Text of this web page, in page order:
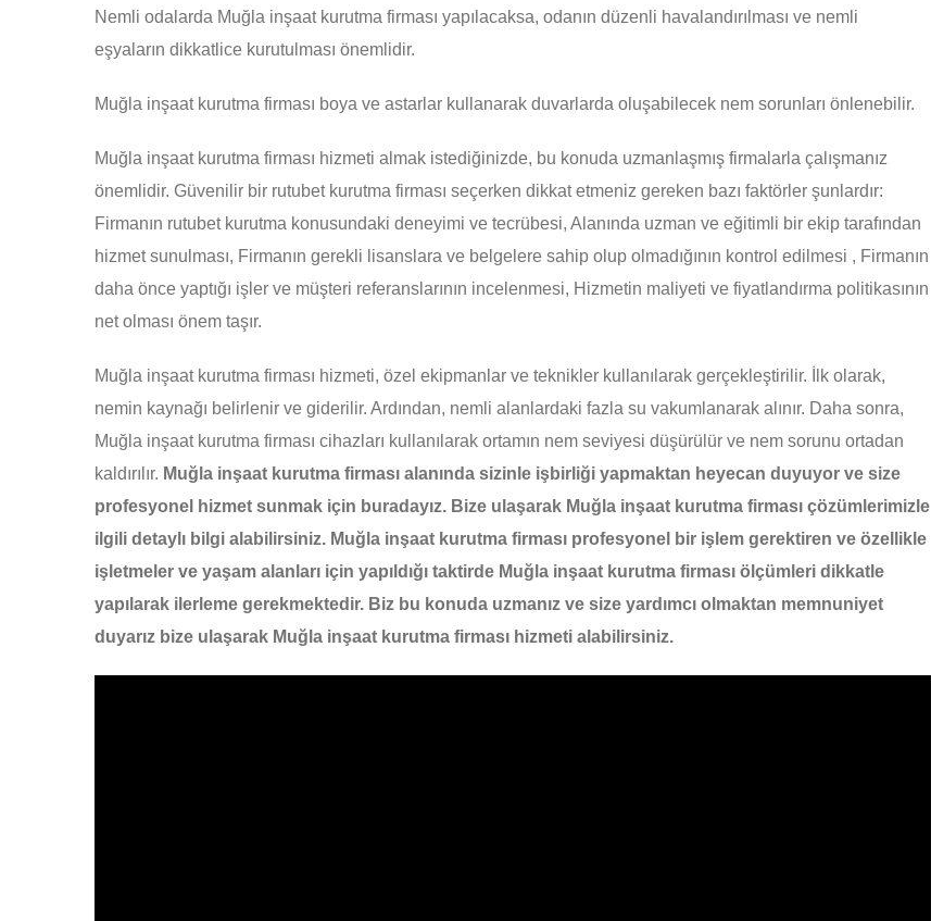
Nemli odalarda Muğla inşaat kurutma firması yapılacaksa, odanın düzenli havalandırılması ve nemli
eşyaların dikkatlice kurutulması önemlidir.
Muğla inşaat kurutma firması boya ve astarlar kullanarak duvarlarda oluşabilecek nem sorunları önlenebilir.
Muğla inşaat kurutma firması hizmeti almak istediğinizde, bu konuda uzmanlaşmış firmalarla çalışmanız
önemlidir. Güvenilir bir rutubet kurutma firması seçerken dikkat etmeniz gereken bazı faktörler şunlardır:
Firmanın rutubet kurutma konusundaki deneyimi ve tecrübesi, Alanında uzman ve eğitimli bir ekip tarafından
hizmet sunulması, Firmanın gerekli lisanslara ve belgelere sahip olup olmadığının kontrol edilmesi , Firmanın
daha önce yaptığı işler ve müşteri referanslarının incelenmesi, Hizmetin maliyeti ve fiyatlandırma politikasının
net olması önem taşır.
Muğla inşaat kurutma firması hizmeti, özel ekipmanlar ve teknikler kullanılarak gerçekleştirilir. İlk olarak,
nemin kaynağı belirlenir ve giderilir. Ardından, nemli alanlardaki fazla su vakumlanarak alınır. Daha sonra,
Muğla inşaat kurutma firması cihazları kullanılarak ortamın nem seviyesi düşürülür ve nem sorunu ortadan
kaldırılır. Muğla inşaat kurutma firması alanında sizinle işbirliği yapmaktan heyecan duyuyor ve size
profesyonel hizmet sunmak için buradayız. Bize ulaşarak Muğla inşaat kurutma firması çözümlerimizle
ilgili detaylı bilgi alabilirsiniz. Muğla inşaat kurutma firması profesyonel bir işlem gerektiren ve özellikle
işletmeler ve yaşam alanları için yapıldığı taktirde Muğla inşaat kurutma firması ölçümleri dikkatle
yapılarak ilerleme gerekmektedir. Biz bu konuda uzmanız ve size yardımcı olmaktan memnuniyet
duyarız bize ulaşarak Muğla inşaat kurutma firması hizmeti alabilirsiniz.